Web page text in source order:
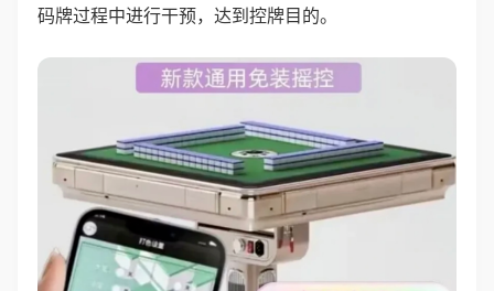
码牌过程中进行干预，达到控牌目的。